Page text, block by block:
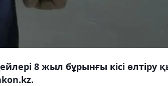
8 жыл бұрынғы кісі